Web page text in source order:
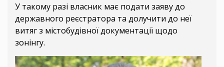
У такому разі власник має подати заяву до
державного реєстратора та долучити до неї
витяг з містобудівної документації щодо
зонінгу.